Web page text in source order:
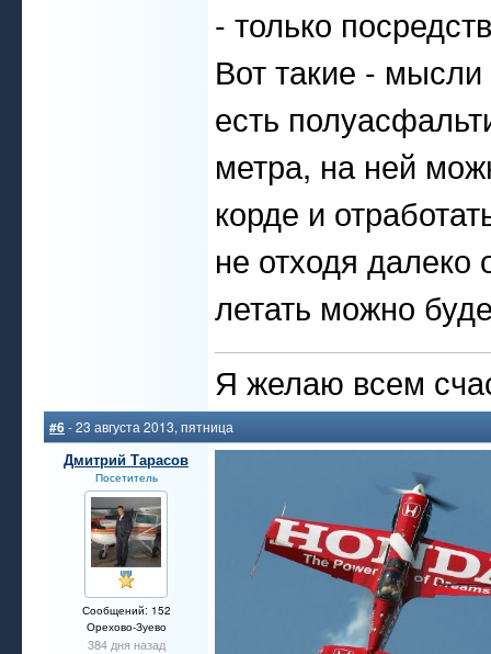
- только
Вот такие -
есть
метра, на ней
корде и
не отходя
летать можно
Я желаю всем
#6- 23 августа 2013, пятница
Дмитрий Тарасов
Посетитель
Сообщений: 152
Орехово-Зуево
384 дня назад